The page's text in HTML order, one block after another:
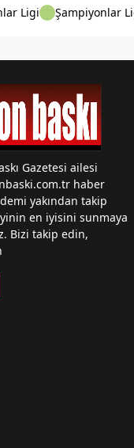
Ligi Şampiyonlar
Gazetesi ailesi
haber
yakından takip
en iyisini sunmaya
Bizi takip edin,